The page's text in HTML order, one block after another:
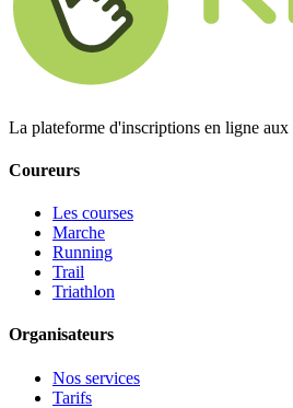
La plateforme d'inscriptions en ligne aux
Coureurs
Les courses
Marche
Running
Trail
Triathlon
Organisateurs
Nos services
Tarifs